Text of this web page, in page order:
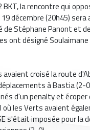
BKT, la rencontre qui
décembre (20h45) sera
Stéphane Panont et
ont désigné Soulaimane
avaient croisé la route
à Bastia (2-
d'un penalty et écoper
les Verts avaient
s'était imposée pour la